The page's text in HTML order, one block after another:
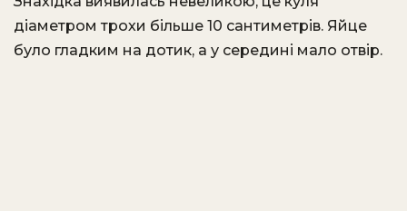
діаметром трохи більше 10 сантиметрів. Яйце
було гладким на дотик, а у середині мало отвір.